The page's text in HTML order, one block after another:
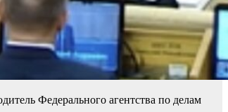
Федерального агентства по делам